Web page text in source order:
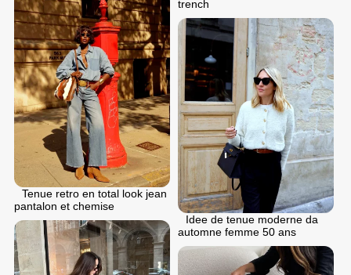
trench
Tenue retro en total look jean
pantalon et chemise
Idee de tenue moderne da
automne femme 50 ans